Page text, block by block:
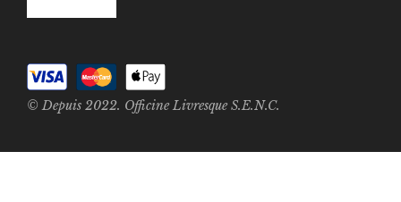
© Depuis 2022. Officine Livresque S.E.N.C.